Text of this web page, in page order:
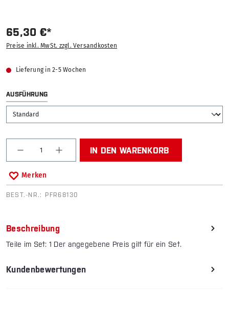
65,30 €*
Preise inkl. MwSt. zzgl. Versandkosten
Lieferung in 2-5 Wochen
AUSFÜHRUNGAUSWÄHLEN
Produkt Anzahl: Gib den gewünschten Wert ein
IN DEN WARENKORB
Merken
BEST.-NR.: PFR68130
Beschreibung
Teile im Set: 1 Der angegebene Preis gilt für ein Set.
Kundenbewertungen